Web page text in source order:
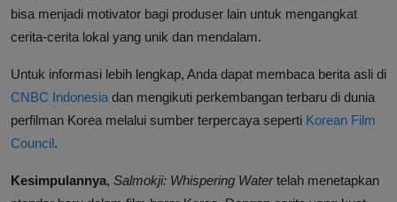
bisa menjadi motivator bagi produser lain untuk mengangkat
cerita-cerita lokal yang unik dan mendalam.
Untuk informasi lebih lengkap, Anda dapat membaca berita asli di
CNBC Indonesia dan mengikuti perkembangan terbaru di dunia
perfilman Korea melalui sumber terpercaya seperti Korean Film
Council.
Kesimpulannya, Salmokji: Whispering Watertelah menetapkan